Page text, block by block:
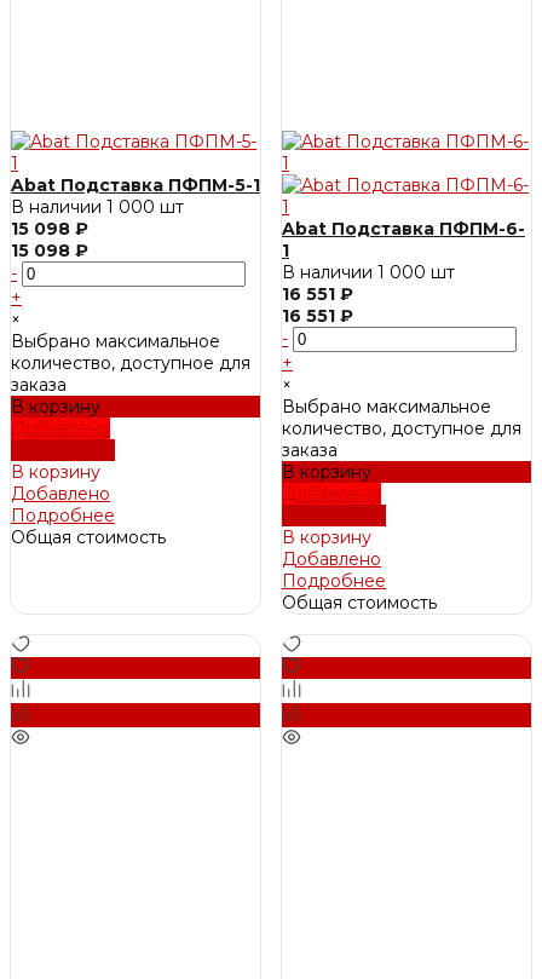
Abat Подставка ПФПМ-5-1
В наличии 1 000 шт
15 098 ₽
15 098 ₽
-
+
×
Выбрано максимальное
количество, доступное для
заказа
В корзину
Добавлено
В корзину
Добавлено
Подробнее
Общая стоимость
Abat Подставка ПФПМ-6-
1
В наличии 1 000 шт
16 551 ₽
16 551 ₽
-
+
×
Выбрано максимальное
количество, доступное для
заказа
В корзину
Добавлено
В корзину
Добавлено
Подробнее
Общая стоимость